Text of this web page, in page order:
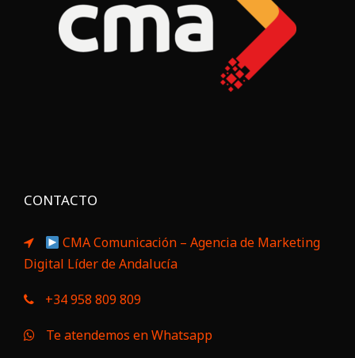
CONTACTO
CMA Comunicación – Agencia de Marketing
Digital Líder de Andalucía
+34 958 809 809
Te atendemos en Whatsapp